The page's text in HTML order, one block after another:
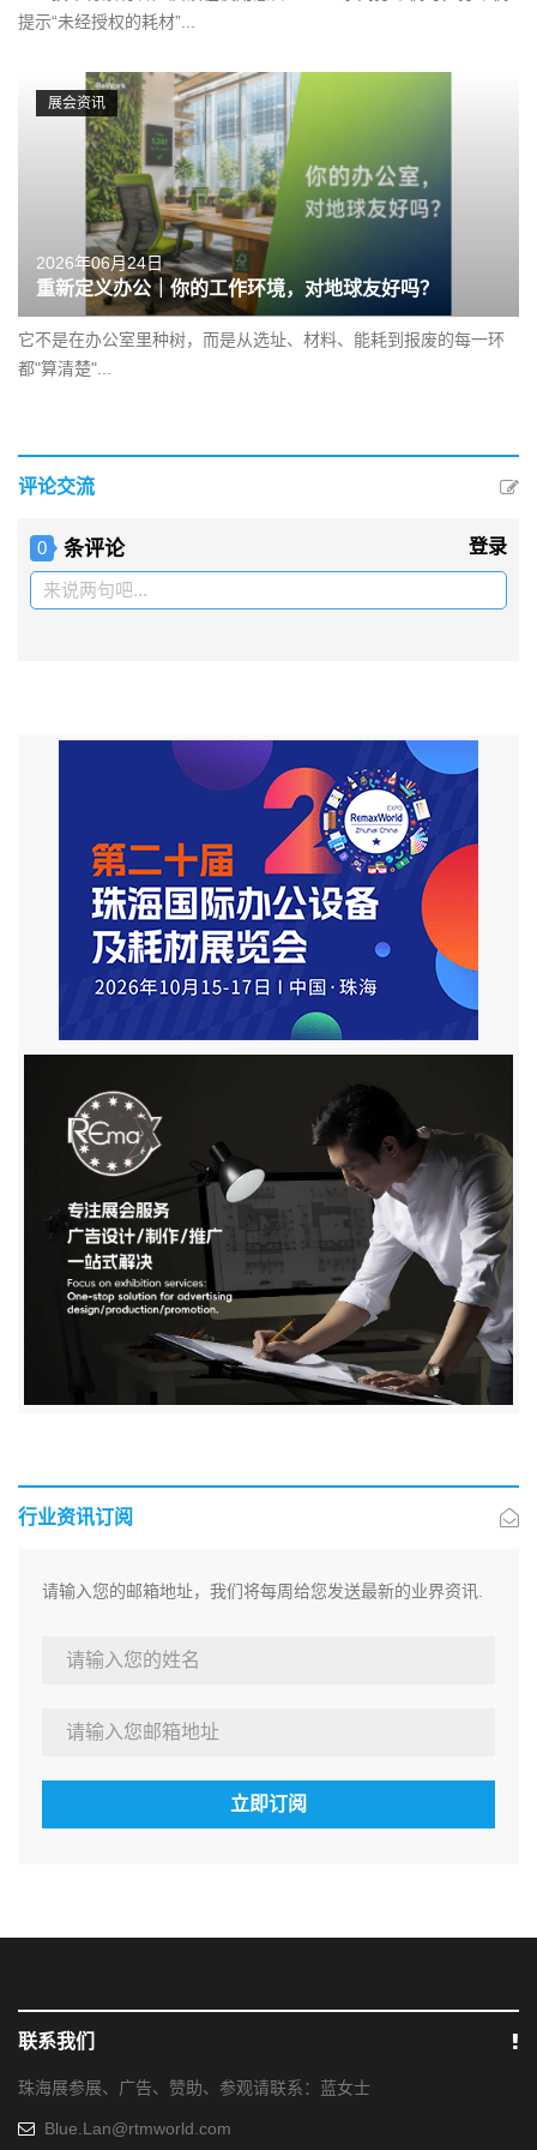
提示“未经授权的耗材”...
展会资讯
2026年06月24日
重新定义办公｜你的工作环境，对地球友好吗？
它不是在办公室里种树，而是从选址、材料、能耗到报废的每一环
都"算清楚"...
评论交流
0 条评论 登录
来说两句吧...
行业资讯订阅
请输入您的邮箱地址，我们将每周给您发送最新的业界资讯.
立即订阅
联系我们
珠海展参展、广告、赞助、参观请联系：蓝女士
Blue.Lan@rtmworld.com